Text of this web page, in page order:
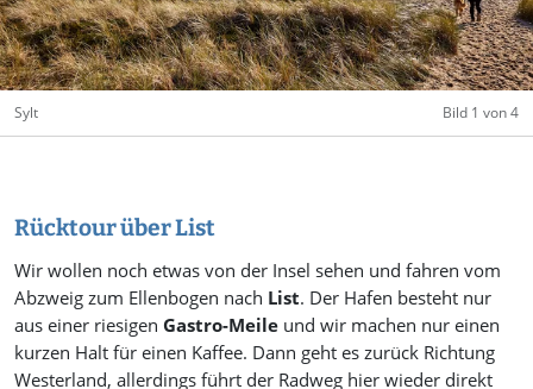
Sylt Bild 1 von 4
Rücktour über List
Wir wollen noch etwas von der Insel sehen und fahren vom
Abzweig zum Ellenbogen nach List. Der Hafen besteht nur
aus einer riesigen Gastro-Meile und wir machen nur einen
kurzen Halt für einen Kaffee. Dann geht es zurück Richtung
Westerland, allerdings führt der Radweg hier wieder direkt